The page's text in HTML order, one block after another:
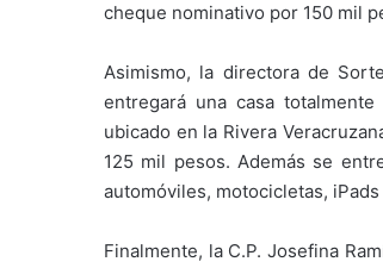
cheque nominativo por 150 mil
Asimismo, la directora de
entregará una casa
ubicado en la Rivera
125 mil pesos. Además se
automóviles, motocicletas,
Finalmente, la C.P. Josefina